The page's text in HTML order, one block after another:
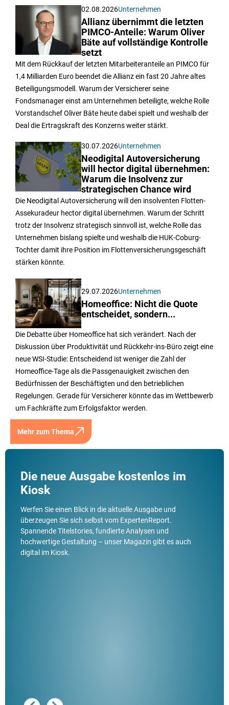
02.08.2026Unternehmen
Allianz übernimmt die letzten
PIMCO-Anteile: Warum Oliver
Bäte auf vollständige Kontrolle
setzt
Mit dem Rückkauf der letzten Mitarbeiteranteile an PIMCO für
1,4 Milliarden Euro beendet die Allianz ein fast 20 Jahre altes
Beteiligungsmodell. Warum der Versicherer seine
Fondsmanager einst am Unternehmen beteiligte, welche Rolle
Vorstandschef Oliver Bäte heute dabei spielt und weshalb der
Deal die Ertragskraft des Konzerns weiter stärkt.
30.07.2026Unternehmen
Neodigital Autoversicherung
will hector digital übernehmen:
Warum die Insolvenz zur
strategischen Chance wird
Die Neodigital Autoversicherung will den insolventen Flotten-
Assekuradeur hector digital übernehmen. Warum der Schritt
trotz der Insolvenz strategisch sinnvoll ist, welche Rolle das
Unternehmen bislang spielte und weshalb die HUK-Coburg-
Tochter damit ihre Position im Flottenversicherungsgeschäft
stärken könnte.
29.07.2026Unternehmen
Homeoffice: Nicht die Quote
entscheidet, sondern...
Die Debatte über Homeoffice hat sich verändert. Nach der
Diskussion über Produktivität und Rückkehr-ins-Büro zeigt eine
neue WSI-Studie: Entscheidend ist weniger die Zahl der
Homeoffice-Tage als die Passgenauigkeit zwischen den
Bedürfnissen der Beschäftigten und den betrieblichen
Regelungen. Gerade für Versicherer könnte das im Wettbewerb
um Fachkräfte zum Erfolgsfaktor werden.
Mehr zum Thema
Die neue Ausgabe kostenlos im
Kiosk
Werfen Sie einen Blick in die aktuelle Ausgabe und
überzeugen Sie sich selbst vom ExpertenReport.
Spannende Titelstories, fundierte Analysen und
hochwertige Gestaltung – unser Magazin gibt es auch
digital im Kiosk.